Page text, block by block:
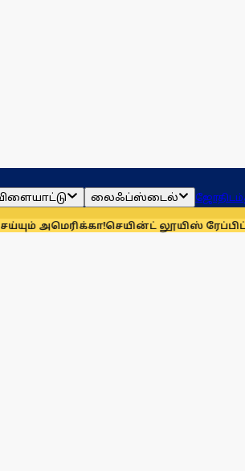
லைஃப்ஸ்டைல் ஜோதிடம்
செயின்ட் லூயிஸ் ரேப்பிட்-